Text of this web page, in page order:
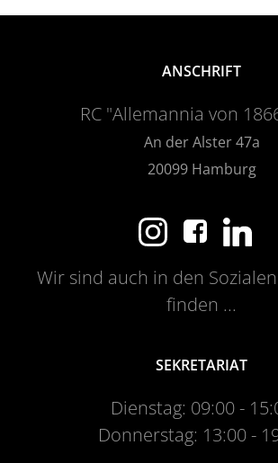
ANSCHRIFT
RC "Allemannia von
An der Alster 47a
20099 Hamburg
Wir sind auch in den
finden ...
SEKRETARIAT
Dienstag: 09:00 -
Donnerstag: 13:00 -